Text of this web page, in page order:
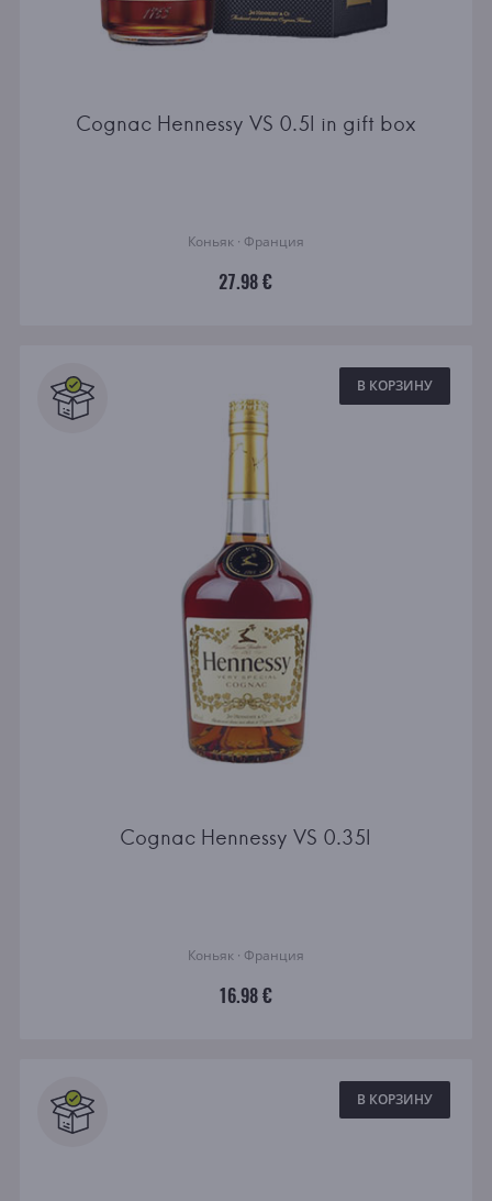
Cognac Hennessy VS 0.5l in gift box
Коньяк · Франция
27.98 €
В КОРЗИНУ
Cognac Hennessy VS 0.35l
Коньяк · Франция
16.98 €
В КОРЗИНУ